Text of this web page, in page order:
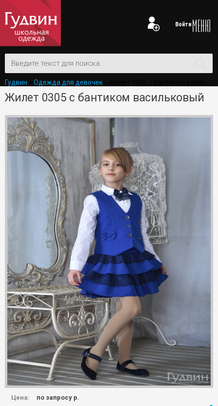
Гудвин Одежда для девочек
Войти
Жилет 0305 с бантиком васильковый
Цена: по запросу р.